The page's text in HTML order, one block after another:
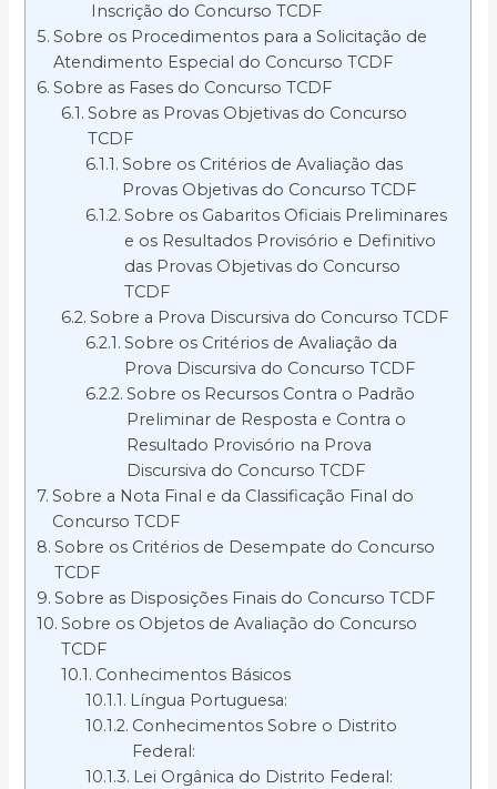
Inscrição do Concurso TCDF
Sobre os Procedimentos para a Solicitação de
Atendimento Especial do Concurso TCDF
Sobre as Fases do Concurso TCDF
Sobre as Provas Objetivas do Concurso
TCDF
Sobre os Critérios de Avaliação das
Provas Objetivas do Concurso TCDF
Sobre os Gabaritos Oficiais Preliminares
e os Resultados Provisório e Definitivo
das Provas Objetivas do Concurso
TCDF
Sobre a Prova Discursiva do Concurso TCDF
Sobre os Critérios de Avaliação da
Prova Discursiva do Concurso TCDF
Sobre os Recursos Contra o Padrão
Preliminar de Resposta e Contra o
Resultado Provisório na Prova
Discursiva do Concurso TCDF
Sobre a Nota Final e da Classificação Final do
Concurso TCDF
Sobre os Critérios de Desempate do Concurso
TCDF
Sobre as Disposições Finais do Concurso TCDF
Sobre os Objetos de Avaliação do Concurso
TCDF
Conhecimentos Básicos
Língua Portuguesa:
Conhecimentos Sobre o Distrito
Federal:
Lei Orgânica do Distrito Federal: